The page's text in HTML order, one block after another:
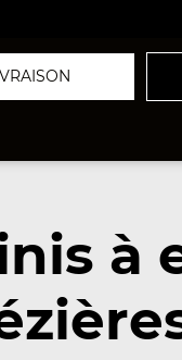
à